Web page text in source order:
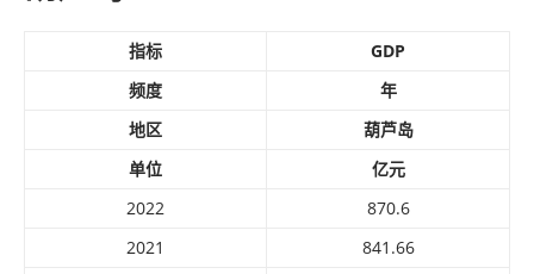
指标
GDP
频度
年
地区
葫芦岛
单位
亿元
2022
870.6
2021
841.66